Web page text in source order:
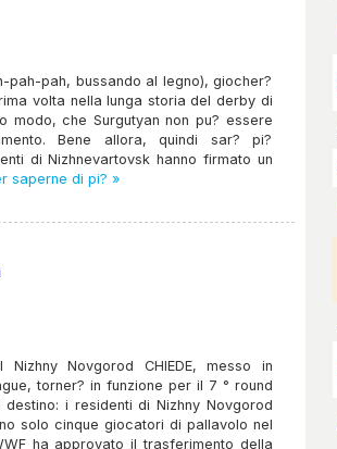
pah, bussando al legno), giocher?
volta nella lunga storia del derby di
modo, che Surgutyan non pu? essere
Bene allora, quindi sar? pi?
di Nizhnevartovsk hanno firmato un
saperne di pi? »
Novgorod CHIEDE, messo in
torner? in funzione per il 7 ° round
i residenti di Nizhny Novgorod
solo cinque giocatori di pallavolo nel
ha approvato il trasferimento della